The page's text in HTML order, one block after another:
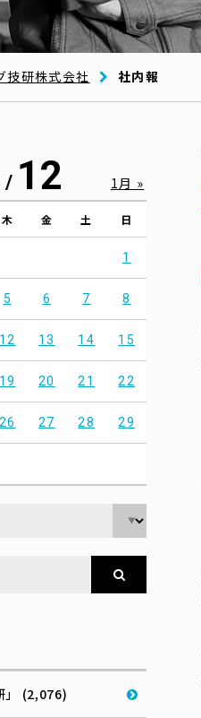
技研株式会社 社内報
/ 12
木 金 土 日
1
5 6 7 8
12 13 14 15
19 20 21 22
26 27 28 29
1月 »
」 (2,076)